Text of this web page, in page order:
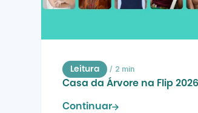
Leitura / 2 min
Casa da Árvore na Flip 2026
Continuar